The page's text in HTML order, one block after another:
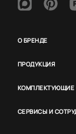
О БРЕНДЕ
ПРОДУКЦИЯ
КОМПЛЕКТУЮЩИЕ
СЕРВИСЫ И